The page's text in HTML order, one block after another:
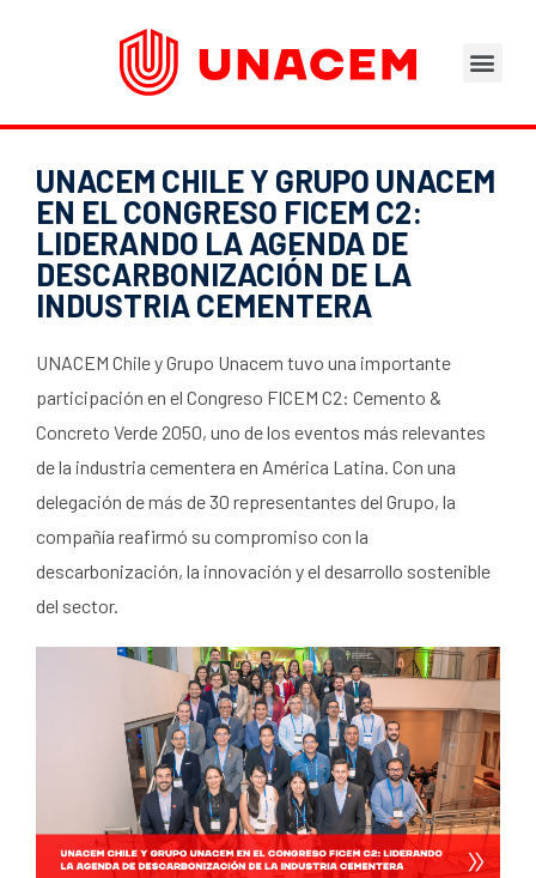
UNACEM CHILE Y GRUPO UNACEM
EN EL CONGRESO FICEM C2:
LIDERANDO LA AGENDA DE
DESCARBONIZACIÓN DE LA
INDUSTRIA CEMENTERA
UNACEM Chile y Grupo Unacem tuvo una importante
participación en el Congreso FICEM C2: Cemento &
Concreto Verde 2050, uno de los eventos más relevantes
de la industria cementera en América Latina. Con una
delegación de más de 30 representantes del Grupo, la
compañía reafirmó su compromiso con la
descarbonización, la innovación y el desarrollo sostenible
del sector.